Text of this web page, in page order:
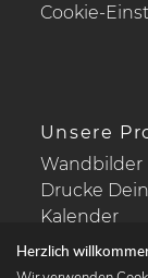
Cookie-
Unsere
Wandbilder
Drucke
Kalender
Herzlich